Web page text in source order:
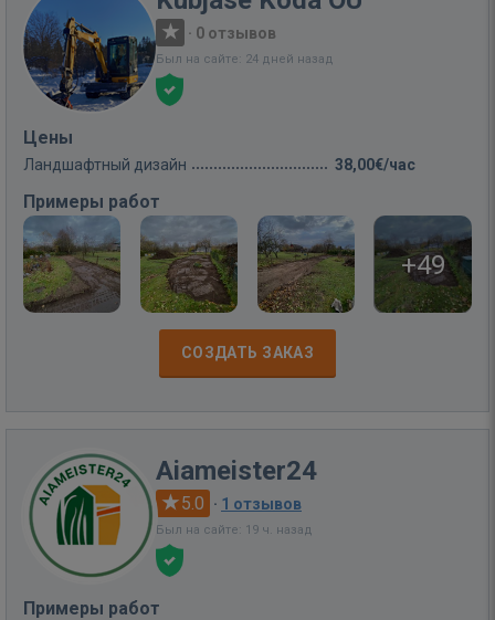
· 0 отзывов
Был на сайте: 24 дней назад
Цены
Ландшафтный дизайн 38,00€/час
Примеры работ
+49
СОЗДАТЬ ЗАКАЗ
Aiameister24
5.0 · 1 отзывов
Был на сайте: 19 ч. назад
Примеры работ